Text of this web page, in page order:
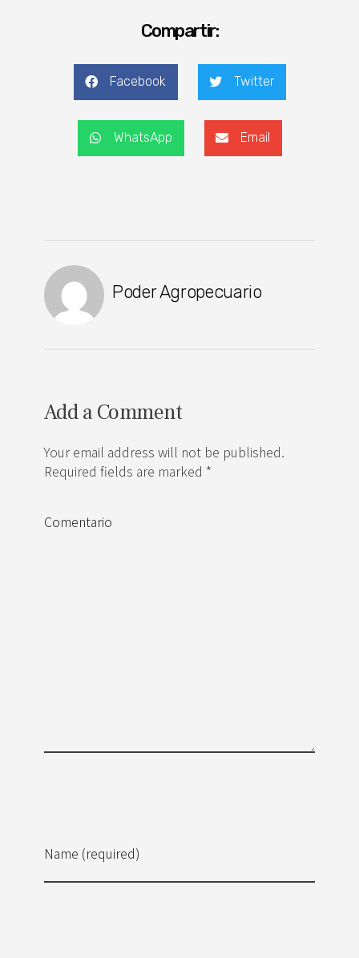
Compartir:
Facebook Twitter
WhatsApp Email
Poder Agropecuario
Add a Comment
Your email address will not be published.
Required fields are marked *
Name (required)
Comentario